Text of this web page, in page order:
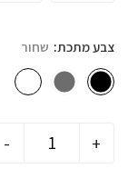
צבע מתכת שחור
- +